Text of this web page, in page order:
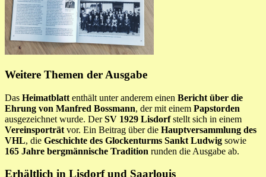
Weitere Themen der Ausgabe
Das Heimatblatt enthält unter anderem einen Bericht über die
Ehrung von Manfred Bossmann, der mit einem Papstorden
ausgezeichnet wurde. DerSV 1929 Lisdorfstellt sich in einem
Vereinsporträt vor. Ein Beitrag über die Hauptversammlung des
VHL, die Geschichte des Glockenturms Sankt Ludwig sowie
165 Jahre bergmännische Tradition runden die Ausgabe ab.
Erhältlich in Lisdorf und Saarlouis